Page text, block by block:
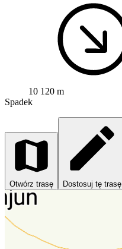
10 120 m
Spadek
Otwórz trasę Dostosuj tę trasę